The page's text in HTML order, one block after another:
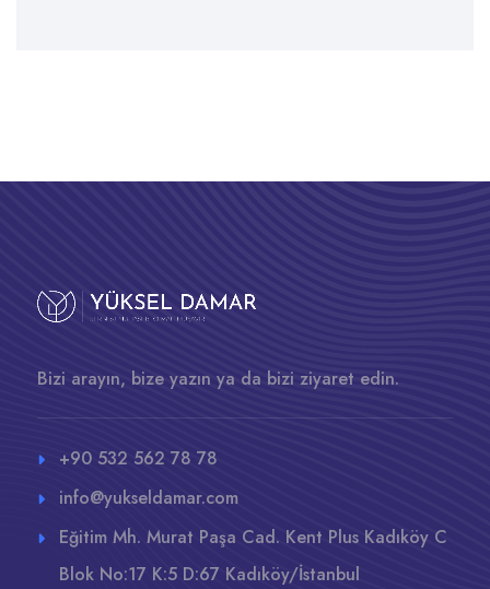
Bizi arayın, bize yazın ya da bizi ziyaret edin.
+90 532 562 78 78
info@yukseldamar.com
Eğitim Mh. Murat Paşa Cad. Kent Plus Kadıköy C
Blok No:17 K:5 D:67 Kadıköy/İstanbul